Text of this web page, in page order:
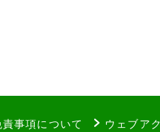
事項について ウェブア